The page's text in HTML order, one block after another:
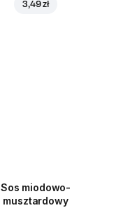
3,49 zł
Sos miodowo-
musztardowy